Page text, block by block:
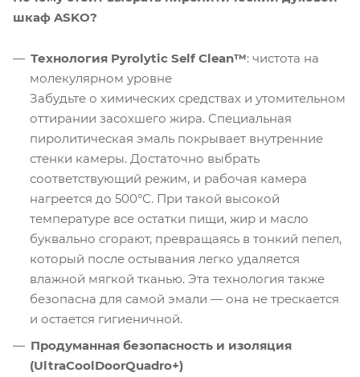
шкаф ASKO?
Технология Pyrolytic Self Clean™: чистота на
молекулярном уровне
Забудьте о химических средствах и утомительном
оттирании засохшего жира. Специальная
пиролитическая эмаль покрывает внутренние
стенки камеры. Достаточно выбрать
соответствующий режим, и рабочая камера
нагреется до 500°C. При такой высокой
температуре все остатки пищи, жир и масло
буквально сгорают, превращаясь в тонкий пепел,
который после остывания легко удаляется
влажной мягкой тканью. Эта технология также
безопасна для самой эмали — она не трескается
и остается гигиеничной.
Продуманная безопасность и изоляция
(UltraCoolDoorQuadro+)